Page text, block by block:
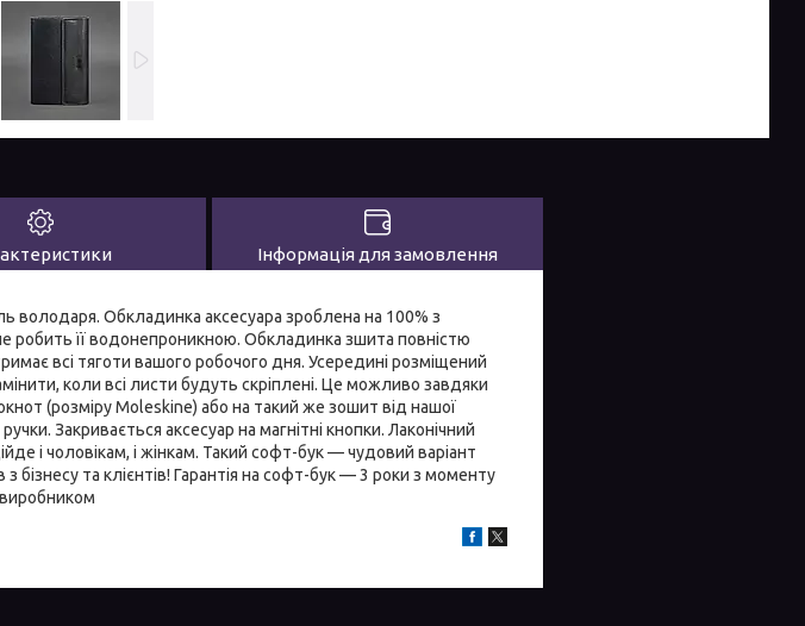
Інформація для замовлення
володаря. Обкладинка аксесуара зроблена на 100% з
робить її водонепроникною. Обкладинка зшита повністю
всі тяготи вашого робочого дня. Усередині розміщений
коли всі листи будуть скріплені. Це можливо завдяки
(розміру Moleskine) або на такий же зошит від нашої
Закривається аксесуар на магнітні кнопки. Лаконічний
і чоловікам, і жінкам. Такий софт-бук — чудовий варіант
та клієнтів! Гарантія на софт-бук — 3 роки з моменту
виробником